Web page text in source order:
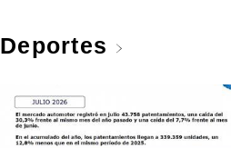
Deportes